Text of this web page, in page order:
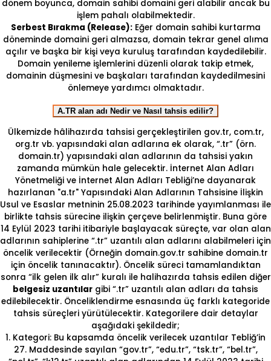
dönem boyunca, domain sahibi domaini geri alabilir ancak bu
işlem pahalı olabilmektedir.
Serbest Bırakma (Release):Eğer domain sahibi kurtarma
döneminde domaini geri almazsa, domain tekrar genel alıma
açılır ve başka bir kişi veya kuruluş tarafından kaydedilebilir.
Domain yenileme işlemlerini düzenli olarak takip etmek,
domainin düşmesini ve başkaları tarafından kaydedilmesini
önlemeye yardımcı olmaktadır.
A.TR alan adı Nedir ve Nasıl tahsis edilir?
Ülkemizde hâlihazırda tahsisi gerçekleştirilen gov.tr, com.tr,
org.tr vb. yapısındaki alan adlarına ek olarak, “.tr” (örn.
domain.tr) yapısındaki alan adlarının da tahsisi yakın
zamanda mümkün hale gelecektir. İnternet Alan Adları
Yönetmeliği ve İnternet Alan Adları Tebliği’ne dayanarak
hazırlanan "a.tr" Yapısındaki Alan Adlarının Tahsisine İlişkin
Usul ve Esaslar metninin 25.08.2023 tarihinde yayımlanması ile
birlikte tahsis sürecine ilişkin çerçeve belirlenmiştir. Buna göre
14 Eylül 2023 tarihi itibariyle başlayacak süreçte, var olan alan
adlarının sahiplerine “.tr” uzantılı alan adlarını alabilmeleri için
öncelik verilecektir (Örneğin domain.gov.tr sahibine domain.tr
için öncelik tanınacaktır). Öncelik süreci tamamlandıktan
sonra “ilk gelen ilk alır” kuralı ile halihazırda tahsis edilen diğer
belgesiz uzantılar gibi “.tr” uzantılı alan adları da tahsis
edilebilecektir. Önceliklendirme esnasında üç farklı kategoride
tahsis süreçleri yürütülecektir. Kategorilere dair detaylar
aşağıdaki şekildedir;
1. Kategori: Bu kapsamda öncelik verilecek uzantılar Tebliğ’in
27. Maddesinde sayılan “gov.tr”, “edu.tr”, “tsk.tr”, “bel.tr”,